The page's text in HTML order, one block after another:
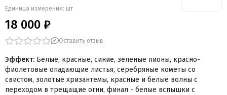
Веселая Затея
Салют России
Единица измерения: шт
18 000 ₽
Оставить отзыв
Эффект: Белые, красные, синие, зеленые пионы, красно-
фиолетовые опадающие листья, серебряные кометы со
свистом, золотые хризантемы, красные и белые волны с
переходом в трещащие огни, финал - белые вспышки с